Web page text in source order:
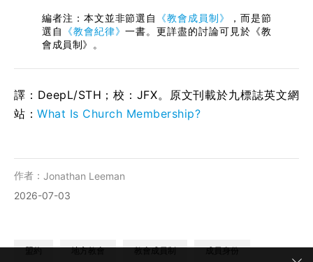
編者注：本文並非節選自 《教會成員制》
，而是節
選自
《教會紀律》一書。更詳盡的討論可見於《教
會成員制》。
譯：DeepL/STH；校： JFX。原文刊載於九標誌英文網
站： What Is Church Membership?
作者： Jonathan Leeman
2026-07-03
盟約 地方教會 教會成員制 成員身份